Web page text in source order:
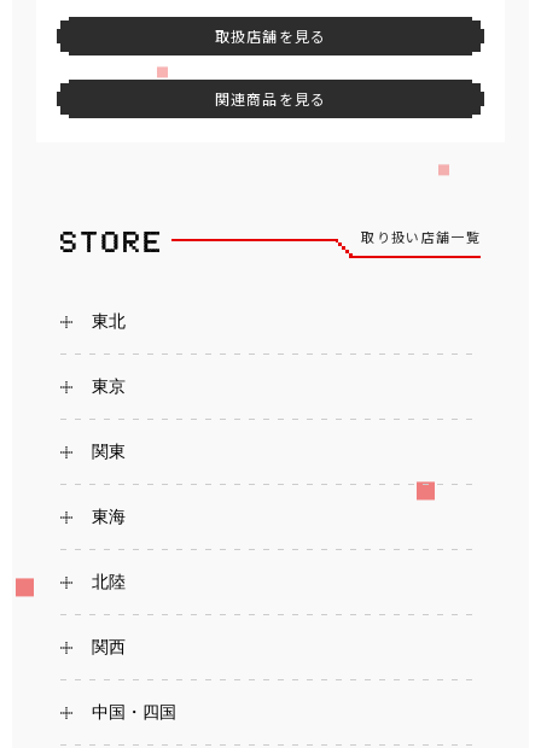
取扱店舗を見る
関連商品を見る
取り扱い店舗一覧
東北
東京
関東
東海
北陸
関西
中国・四国